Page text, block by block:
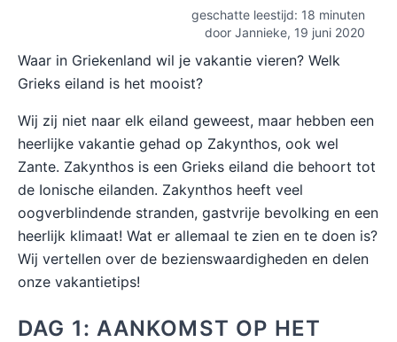
geschatte leestijd: 18 minuten
door Jannieke, 19 juni 2020
Waar in Griekenland wil je vakantie vieren? Welk
Grieks eiland is het mooist?
Wij zij niet naar elk eiland geweest, maar hebben een
heerlijke vakantie gehad op Zakynthos, ook wel
Zante. Zakynthos is een Grieks eiland die behoort tot
de Ionische eilanden. Zakynthos heeft veel
oogverblindende stranden, gastvrije bevolking en een
heerlijk klimaat! Wat er allemaal te zien en te doen is?
Wij vertellen over de bezienswaardigheden en delen
onze vakantietips!
DAG 1: AANKOMST OP HET